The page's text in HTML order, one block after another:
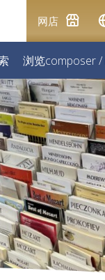
网店
浏览composer/